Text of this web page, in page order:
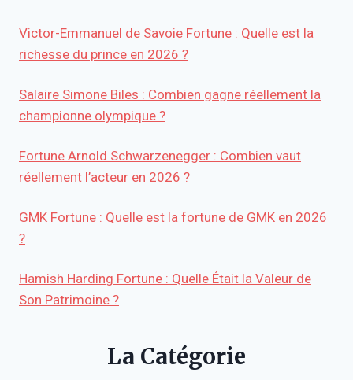
Victor-Emmanuel de Savoie Fortune : Quelle est la
richesse du prince en 2026 ?
Salaire Simone Biles : Combien gagne réellement la
championne olympique ?
Fortune Arnold Schwarzenegger : Combien vaut
réellement l’acteur en 2026 ?
GMK Fortune : Quelle est la fortune de GMK en 2026
?
Hamish Harding Fortune : Quelle Était la Valeur de
Son Patrimoine ?
La Catégorie